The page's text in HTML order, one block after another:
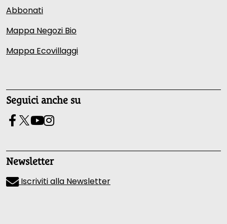
Abbonati
Mappa Negozi Bio
Mappa Ecovillaggi
Seguici anche su
Newsletter
Iscriviti alla Newsletter